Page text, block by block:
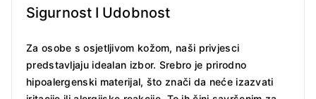
Sigurnost I Udobnost
Za osobe s osjetljivom kožom, naši privjesci
predstavljaju idealan izbor. Srebro je prirodno
hipoalergenski materijal, što znači da neće izazvati